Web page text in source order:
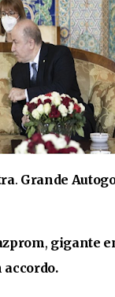
. Grande
, gigante